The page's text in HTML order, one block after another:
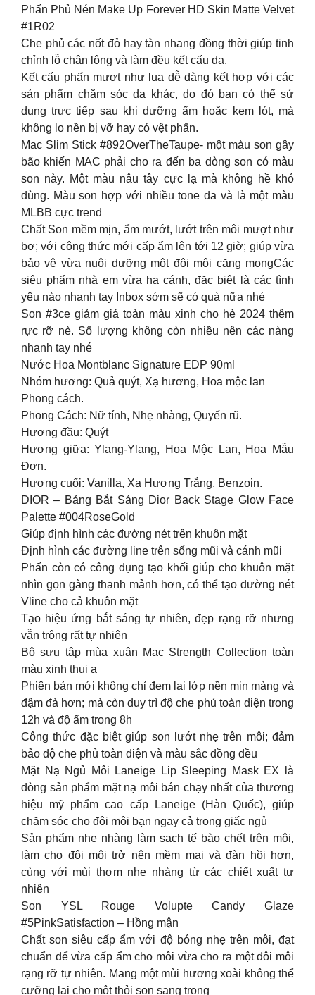
Phấn Phủ Nén Make Up Forever HD Skin Matte Velvet
#1R02
Che phủ các nốt đỏ hay tàn nhang đồng thời giúp tinh
chỉnh lỗ chân lông và làm đều kết cấu da.
Kết cấu phấn mượt như lụa dễ dàng kết hợp với các
sản phẩm chăm sóc da khác, do đó bạn có thể sử
dụng trực tiếp sau khi dưỡng ẩm hoặc kem lót, mà
không lo nền bị vỡ hay có vệt phấn.
Mac Slim Stick #892OverTheTaupe- một màu son gây
bão khiến MAC phải cho ra đến ba dòng son có màu
son này. Một màu nâu tây cực lạ mà không hề khó
dùng. Màu son hợp với nhiều tone da và là một màu
MLBB cực trend
Chất Son mềm mịn, ẩm mướt, lướt trên môi mượt như
bơ; với công thức mới cấp ẩm lên tới 12 giờ; giúp vừa
bảo vệ vừa nuôi dưỡng một đôi môi căng mọngCác
siêu phẩm nhà em vừa hạ cánh, đặc biệt là các tình
yêu nào nhanh tay Inbox sớm sẽ có quà nữa nhé
Son #3ce giảm giá toàn màu xinh cho hè 2024 thêm
rực rỡ nè. Số lượng không còn nhiều nên các nàng
nhanh tay nhé
Nước Hoa Montblanc Signature EDP 90ml
Nhóm hương: Quả quýt, Xạ hương, Hoa mộc lan
Phong cách.
Phong Cách: Nữ tính, Nhẹ nhàng, Quyến rũ.
Hương đầu: Quýt
Hương giữa: Ylang-Ylang, Hoa Mộc Lan, Hoa Mẫu
Đơn.
Hương cuối: Vanilla, Xạ Hương Trắng, Benzoin.
DIOR – Bảng Bắt Sáng Dior Back Stage Glow Face
Palette #004RoseGold
Giúp định hình các đường nét trên khuôn mặt
Định hình các đường line trên sống mũi và cánh mũi
Phấn còn có công dụng tạo khối giúp cho khuôn mặt
nhìn gọn gàng thanh mảnh hơn, có thể tạo đường nét
Vline cho cả khuôn mặt
Tạo hiệu ứng bắt sáng tự nhiên, đẹp rạng rỡ nhưng
vẫn trông rất tự nhiên
Bộ sưu tập mùa xuân Mac Strength Collection toàn
màu xinh thui ạ
Phiên bản mới không chỉ đem lại lớp nền mịn màng và
đậm đà hơn; mà còn duy trì độ che phủ toàn diện trong
12h và độ ẩm trong 8h
Công thức đặc biệt giúp son lướt nhẹ trên môi; đảm
bảo độ che phủ toàn diện và màu sắc đồng đều
Mặt Nạ Ngủ Môi Laneige Lip Sleeping Mask EX là
dòng sản phẩm mặt nạ môi bán chạy nhất của thương
hiệu mỹ phẩm cao cấp Laneige (Hàn Quốc), giúp
chăm sóc cho đôi môi bạn ngay cả trong giấc ngủ
Sản phẩm nhẹ nhàng làm sạch tế bào chết trên môi,
làm cho đôi môi trở nên mềm mại và đàn hồi hơn,
cùng với mùi thơm nhẹ nhàng từ các chiết xuất tự
nhiên
Son YSL Rouge Volupte Candy Glaze
#5PinkSatisfaction – Hồng mận
Chất son siêu cấp ẩm với độ bóng nhẹ trên môi, đạt
chuẩn để vừa cấp ẩm cho môi vừa cho ra một đôi môi
rạng rỡ tự nhiên. Mang một mùi hương xoài không thể
cưỡng lại cho một thỏi son sang trọng